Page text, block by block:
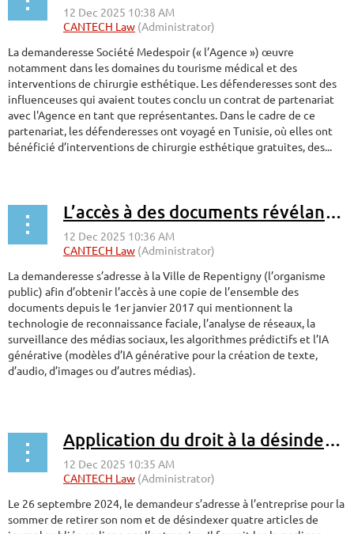
La demanderesse Société Medespoir (« l’Agence ») œuvre
notamment dans les domaines du tourisme médical et des
interventions de chirurgie esthétique. Les défenderesses sont des
influenceuses qui avaient toutes conclu un contrat de partenariat
avec l'Agence en tant que représentantes. Dans le cadre de ce
partenariat, les défenderesses ont voyagé en Tunisie, où elles ont
bénéficié d’interventions de chirurgie esthétique gratuites, des...
L’accès à des documents révélant des méthodes d’enquête n’est pas autorisé selon l’article 28 de la Loi sur l’accès aux documents des organismes publics
La demanderesse s’adresse à la Ville de Repentigny (l’organisme
public) afin d’obtenir l’accès à une copie de l’ensemble des
documents depuis le 1er janvier 2017 qui mentionnent la
technologie de reconnaissance faciale, l’analyse de réseaux, la
surveillance des médias sociaux, les algorithmes prédictifs et l’IA
générative (modèles d’IA générative pour la création de texte,
d’audio, d’images ou d’autres médias).
Application du droit à la désindexation prévu à l’article 28.1 de la Loi sur la protection des renseignements personnels dans le secteur privé
Le 26 septembre 2024, le demandeur s’adresse à l’entreprise pour la
sommer de retirer son nom et de désindexer quatre articles de